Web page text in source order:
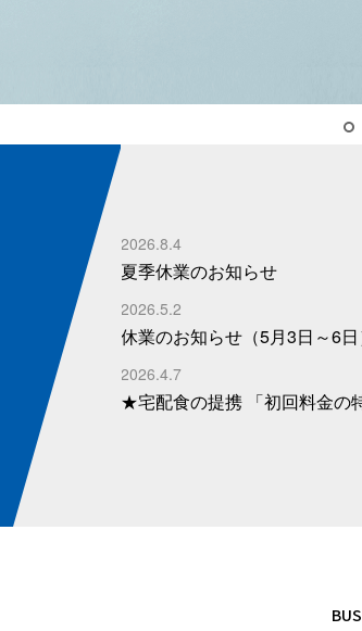
2026.8.4
夏季休業のお知らせ
2026.5.2
休業のお知らせ（5月3日～6日
2026.4.7
★宅配食の提携 「初回料金の